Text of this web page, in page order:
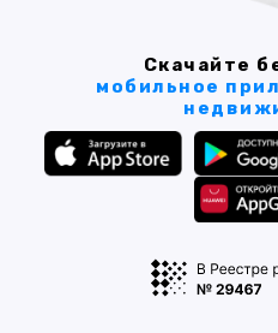
Скачайте
мобильное